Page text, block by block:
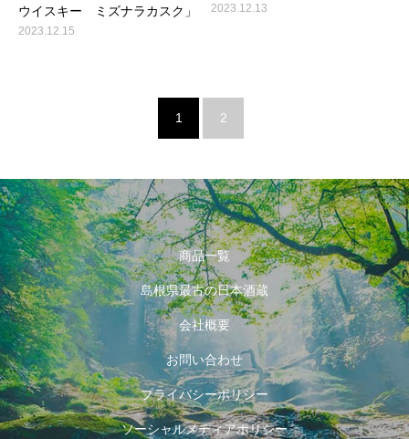
ウイスキー ミズナラカスク」
2023.12.15
2023.12.13
1 2
商品一覧
島根県最古の日本酒蔵
会社概要
お問い合わせ
プライバシーポリシー
ソーシャルメディアポリシー